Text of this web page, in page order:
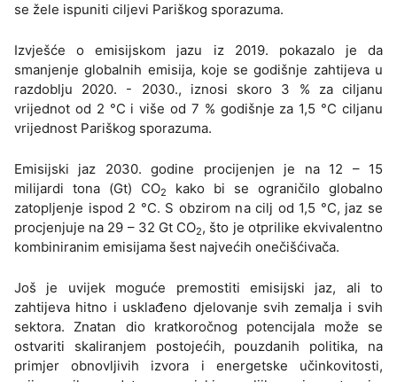
se žele ispuniti ciljevi Pariškog sporazuma.
Izvješće o emisijskom jazu iz 2019. pokazalo je da
smanjenje globalnih emisija, koje se godišnje zahtijeva u
razdoblju 2020. - 2030., iznosi skoro 3 % za ciljanu
vrijednot od 2 °C i više od 7 % godišnje za 1,5 °C ciljanu
vrijednost Pariškog sporazuma.
Emisijski jaz 2030. godine procijenjen je na 12 – 15
milijardi tona (Gt) CO2
kako bi se ograničilo globalno
zatopljenje ispod 2 °C. S obzirom na cilj od 1,5 °C, jaz se
procjenjuje na 29 – 32 Gt CO2, što je otprilike ekvivalentno
kombiniranim emisijama šest najvećih onečišćivača.
Još je uvijek moguće premostiti emisijski jaz, ali to
zahtijeva hitno i usklađeno djelovanje svih zemalja i svih
sektora. Znatan dio kratkoročnog potencijala može se
ostvariti skaliranjem postojećih, pouzdanih politika, na
primjer obnovljivih izvora i energetske učinkovitosti,